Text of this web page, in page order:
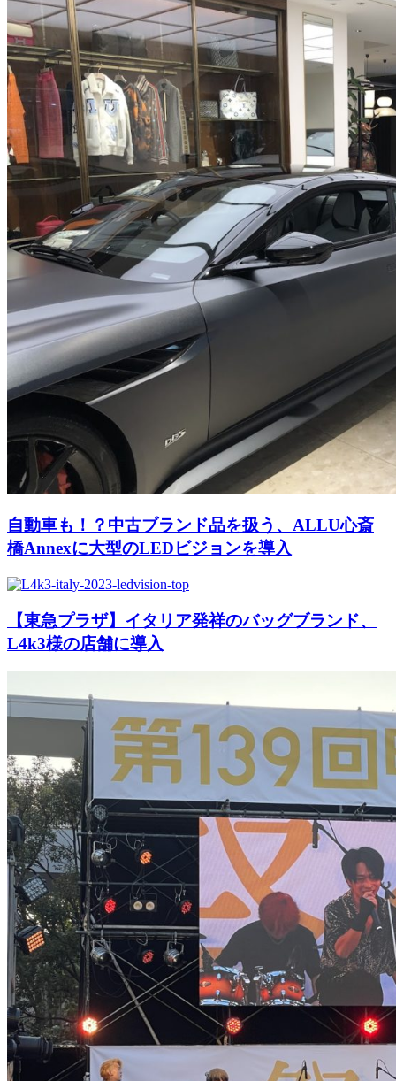
自動車も！？中古ブランド品を扱う、ALLU心斎
橋Annexに大型のLEDビジョンを導入
【東急プラザ】イタリア発祥のバッグブランド、
L4k3様の店舗に導入